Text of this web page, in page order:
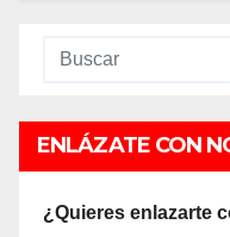
ENLÁZATE CON
¿Quieres enlazarte